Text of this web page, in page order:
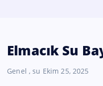
Elmacık Su
Genel , su Ekim 25, 2025